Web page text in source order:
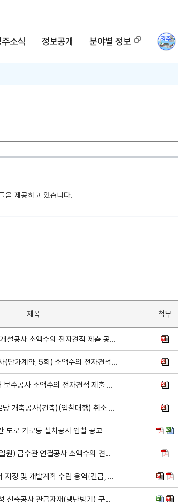
소식 정보공개 분야별 정보
을 제공하고 있습니다.
제목 첨부
안강 산대리 피일길 보도개설공사 소액수의 전자견적 제출 공고
시관내 차선도색 정비공사(단가계약, 5회) 소액수의 전자견적 제출 공고
경주 수봉정 묘우 및 안채 보수공사 소액수의 전자견적 제출 공고
문무대왕면 홍계마을경로당 개축공사(건축)(입찰대행) 취소 공고
도로 가로등 설치공사 입찰 공고
양남면 하서4리(진리길 일원) 급수관 연결공사 소액수의 견적제출 공고
경주역세권 복합환승센터 지정 및 개발계획 수립 용역(긴급, 재공고)
신실크로드 520센터 조성 신축공사 관급자재(냉난방기) 구매 설치 소액수의 견적제출 공고